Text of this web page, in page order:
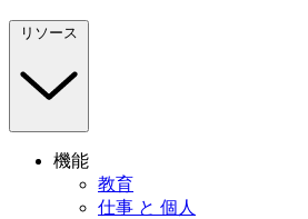
リソース
機能
教育
仕事 と 個人